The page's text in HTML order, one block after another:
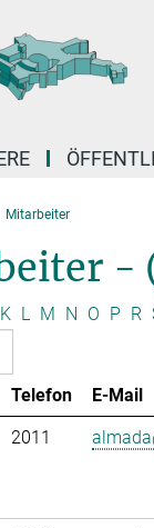
Mitarbeiter
-
K L M N O P R
Telefon E-Mail
2011